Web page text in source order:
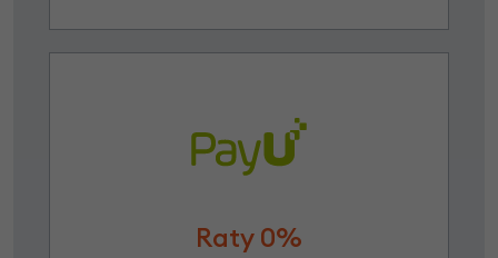
Raty 0%